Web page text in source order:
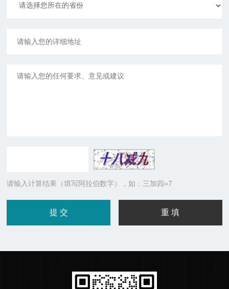
请输入计算结果（填写阿拉伯数字），如：三加四=7